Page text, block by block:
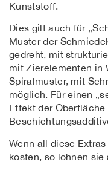
Kunststoff.
Dies gilt auch für
Muster der
gedreht, mit
mit Zierelementen in
Spiralmuster, mit
möglich. Für einen
Effekt der
Wenn all diese
kosten, so lohnen